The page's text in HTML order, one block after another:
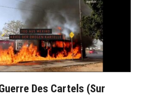
Des Cartels (sur